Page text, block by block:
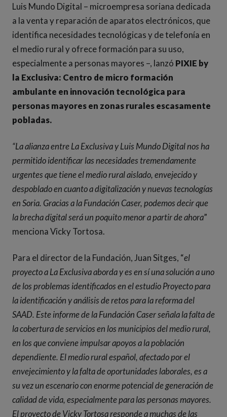
Luis Mundo Digital – microempresa soriana dedicada
a la venta y reparación de aparatos electrónicos, que
identifica necesidades tecnológicas y de telefonía en
el medio rural y ofrece formación para su uso,
especialmente a personas mayores –, lanzó PIXIE by
la Exclusiva: Centro de micro formación
ambulante en innovación tecnológica para
personas mayores en zonas rurales escasamente
pobladas.
“La alianza entre La Exclusiva y Luis Mundo Digital nos ha
permitido identificar las necesidades tremendamente
urgentes que tiene el medio rural aislado, envejecido y
despoblado en cuanto a digitalización y nuevas tecnologías
en Soria. Gracias a la Fundación Caser, podemos decir que
la brecha digital será un poquito menor a partir de ahora”
menciona Vicky Tortosa.
Para el director de la Fundación, Juan Sitges, “el
proyecto a La Exclusiva aborda y es en sí una solución a uno
de los problemas identificados en el estudio Proyecto para
la identificación y análisis de retos para la reforma del
SAAD. Este informe de la Fundación Caser señala la falta de
la cobertura de servicios en los municipios del medio rural,
en los que conviene impulsar apoyos a la población
dependiente. El medio rural español, afectado por el
envejecimiento y la falta de oportunidades laborales, es a
su vez un escenario con enorme potencial de generación de
calidad de vida, especialmente para las personas mayores.
El proyecto de Vicky Tortosa responde a muchas de las